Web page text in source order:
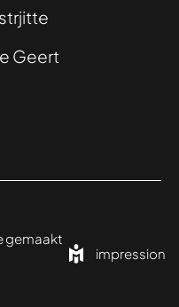
Geert
gemaakt
impression